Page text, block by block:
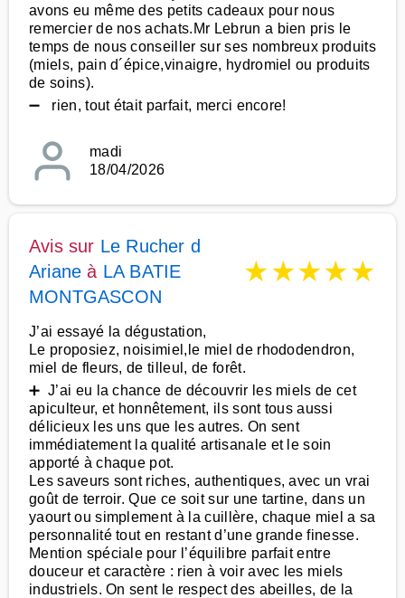
avons eu même des petits cadeaux pour nous
remercier de nos achats.Mr Lebrun a bien pris le
temps de nous conseiller sur ses nombreux produits
(miels, pain d´épice,vinaigre, hydromiel ou produits
de soins).
➖ rien, tout était parfait, merci encore!
madi
18/04/2026
Avis sur Le Rucher d
Ariane à LA BATIE
MONTGASCON
★★★★★
J’ai essayé la dégustation,
Le proposiez, noisimiel,le miel de rhododendron,
miel de fleurs, de tilleul, de forêt.
➕ J’ai eu la chance de découvrir les miels de cet
apiculteur, et honnêtement, ils sont tous aussi
délicieux les uns que les autres. On sent
immédiatement la qualité artisanale et le soin
apporté à chaque pot.
Les saveurs sont riches, authentiques, avec un vrai
goût de terroir. Que ce soit sur une tartine, dans un
yaourt ou simplement à la cuillère, chaque miel a sa
personnalité tout en restant d’une grande finesse.
Mention spéciale pour l’équilibre parfait entre
douceur et caractère : rien à voir avec les miels
industriels. On sent le respect des abeilles, de la